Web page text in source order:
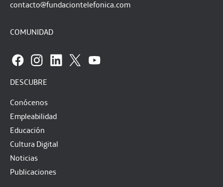
contacto@fundaciontelefonica.com
COMUNIDAD
DESCUBRE
Conócenos
Empleabilidad
Educación
Cultura Digital
Noticias
Publicaciones